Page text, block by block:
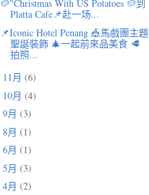
🥔"Christmas With US Potatoes 🥔到
Platta Cafe📌赴一场...
📌Iconic Hotel Penang 🎪馬戲團主題
聖誕裝飾 🎄一起前來品美食 🥩
拍照...
11月 (6)
10月 (4)
9月 (3)
8月 (1)
6月 (1)
5月 (3)
4月 (2)